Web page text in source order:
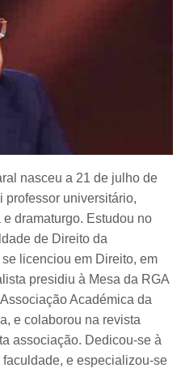
nasceu a 21 de julho de
professor universitário,
dramaturgo. Estudou no
de Direito da
licenciou em Direito, em
presidiu à Mesa da RGA
Académica da
e colaborou na revista
associação. Dedicou-se à
e especializou-se